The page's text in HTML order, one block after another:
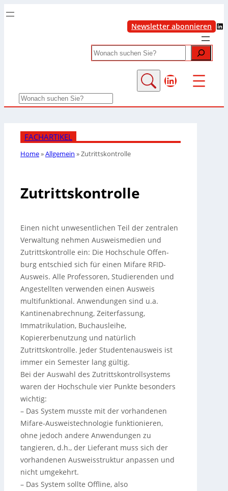
Newsletter abonnieren LinkedIn
Search
LinkedIn
Search
FACHARTIKEL
Home»Allgemein »Zutrittskontrolle
Zutrittskontrolle
Einen nicht unwesentlichen Teil der zentralen
Verwaltung nehmen Ausweismedien und
Zutrittskontrolle ein: Die Hochschule Offen­
burg entschied sich für einen Mifare RFID-
Ausweis. Alle Professoren, Studierenden und
Angestellten verwenden einen Ausweis
multifunktional. Anwendungen sind u.a.
Kantinenabrechnung, Zeiterfassung,
Immatrikulation, Buchausleihe,
Kopiererbenutzung und natürlich
Zutrittskontrolle. Jeder Studentenausweis ist
immer ein Semester lang gültig.
Bei der Auswahl des Zutrittskontrollsystems
waren der Hochschule vier Punkte besonders
wichtig:
– Das System musste mit der vorhandenen
Mifare-Ausweistechnologie funktionieren,
ohne jedoch andere Anwendungen zu
tangieren, d.h., der Lieferant muss sich der
vorhandenen Ausweisstruktur anpassen und
nicht umgekehrt.
– Das System sollte Offline, also